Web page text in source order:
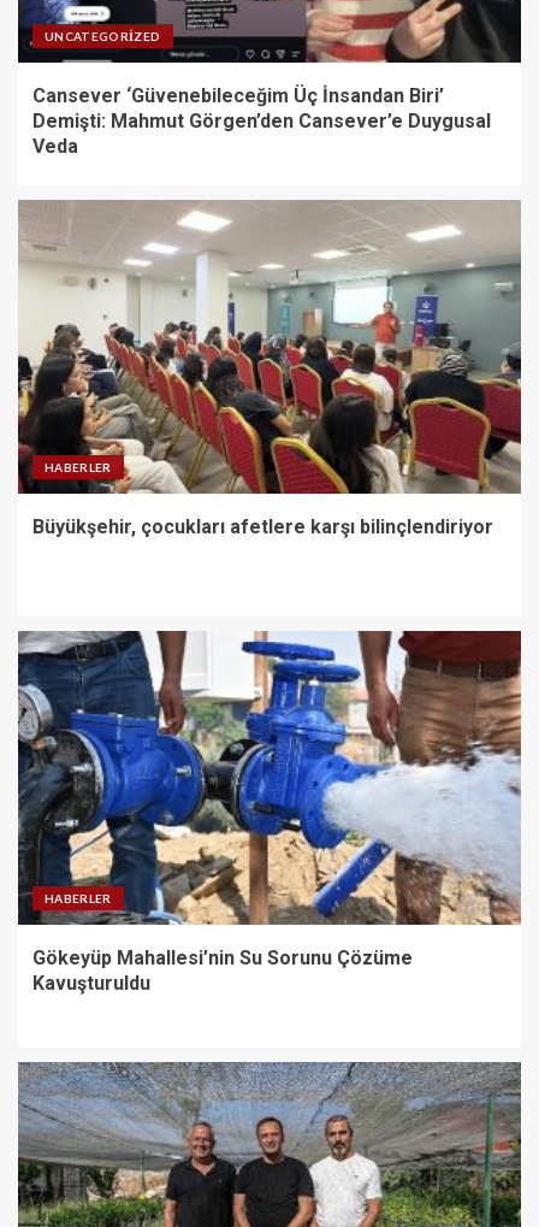
UNCATEGORIZED
Cansever ‘Güvenebileceğim Üç İnsandan Biri’
Demişti: Mahmut Görgen’den Cansever’e Duygusal
Veda
HABERLER
Büyükşehir, çocukları afetlere karşı bilinçlendiriyor
HABERLER
Gökeyüp Mahallesi’nin Su Sorunu Çözüme
Kavuşturuldu